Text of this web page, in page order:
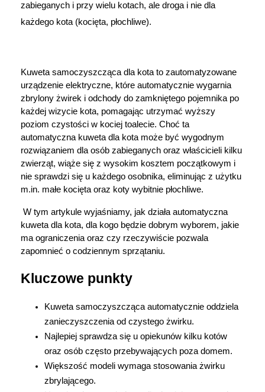
Kosmetyki
Zdrowy styl życia
Zabawki
Sprzęt medyczny
Motoryzacja
Grupy produktowe
Marki
zabieganych i przy wielu kotach, ale droga i nie dla
każdego kota (kocięta, płochliwe).
Kuweta samoczyszcząca dla kota to zautomatyzowane
urządzenie elektryczne, które automatycznie wygarnia
zbrylony żwirek i odchody do zamkniętego pojemnika po
każdej wizycie kota, pomagając utrzymać wyższy
poziom czystości w kociej toalecie. Choć ta
automatyczna kuweta dla kota może być wygodnym
rozwiązaniem dla osób zabieganych oraz właścicieli kilku
zwierząt, wiąże się z wysokim kosztem początkowym i
nie sprawdzi się u każdego osobnika, eliminując z użytku
m.in. małe kocięta oraz koty wybitnie płochliwe.
W tym artykule wyjaśniamy, jak działa automatyczna
kuweta dla kota, dla kogo będzie dobrym wyborem, jakie
ma ograniczenia oraz czy rzeczywiście pozwala
zapomnieć o codziennym sprzątaniu.
Kluczowe punkty
Kuweta samoczyszcząca automatycznie oddziela
zanieczyszczenia od czystego żwirku.
Najlepiej sprawdza się u opiekunów kilku kotów
oraz osób często przebywających poza domem.
Większość modeli wymaga stosowania żwirku
zbrylającego.